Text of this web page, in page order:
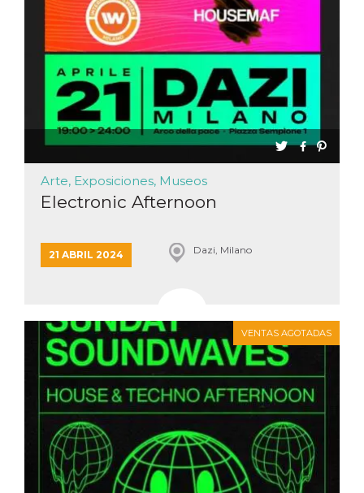
Arte, Exposiciones, Museos
Electronic Afternoon
21 ABRIL 2024 Dazi, Milano
VENTAS AGOTADAS